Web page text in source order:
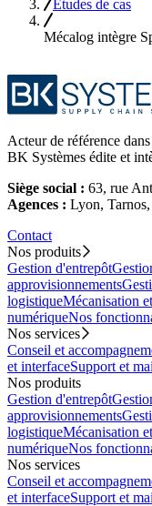
Études de cas
Mécalog intègre
Acteur de référence
BK Systèmes édite et
Siège social : 63, rue
Agences : Lyon,
Contact
Nos produits
Gestion d'entrepôt
approvisionnements
logistiqueMécanisation
numériqueNos
Nos services
Conseil et
et interfaceSupport et
Nos produits
Gestion d'entrepôt
approvisionnements
logistiqueMécanisation
numériqueNos
Nos services
Conseil et
et interfaceSupport et